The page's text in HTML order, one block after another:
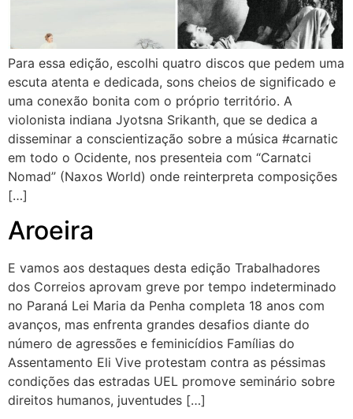
Para essa edição, escolhi quatro discos que pedem uma
escuta atenta e dedicada, sons cheios de significado e
uma conexão bonita com o próprio território. A
violonista indiana Jyotsna Srikanth, que se dedica a
disseminar a conscientização sobre a música #carnatic
em todo o Ocidente, nos presenteia com “Carnatci
Nomad” (Naxos World) onde reinterpreta composições
[…]
Aroeira
E vamos aos destaques desta edição Trabalhadores
dos Correios aprovam greve por tempo indeterminado
no Paraná Lei Maria da Penha completa 18 anos com
avanços, mas enfrenta grandes desafios diante do
número de agressões e feminicídios Famílias do
Assentamento Eli Vive protestam contra as péssimas
condições das estradas UEL promove seminário sobre
direitos humanos, juventudes […]